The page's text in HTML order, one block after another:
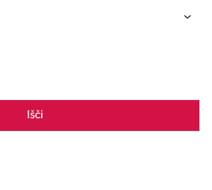
Išči